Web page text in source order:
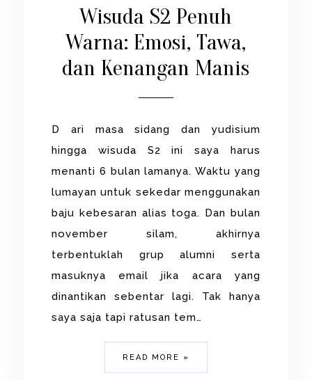
Wisuda S2 Penuh
Warna: Emosi, Tawa,
dan Kenangan Manis
D ari masa sidang dan yudisium
hingga wisuda S2 ini saya harus
menanti 6 bulan lamanya. Waktu yang
lumayan untuk sekedar menggunakan
baju kebesaran alias toga. Dan bulan
november silam, akhirnya
terbentuklah grup alumni serta
masuknya email jika acara yang
dinantikan sebentar lagi. Tak hanya
saya saja tapi ratusan tem…
READ MORE »